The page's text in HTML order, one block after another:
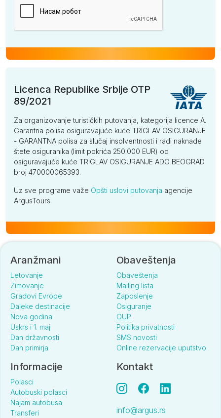
Licenca Republike Srbije OTP
89/2021
Za organizovanje turističkih putovanja, kategorija licence A.
Garantna polisa osiguravajuće kuće TRIGLAV OSIGURANJE
- GARANTNA polisa za slučaj insolventnosti i radi naknade
štete osiguranika (limit pokrića 250.000 EUR) od
osiguravajuće kuće TRIGLAV OSIGURANJE ADO BEOGRAD
broj 470000065393.
Uz sve programe važe Opšti uslovi putovanja agencije
ArgusTours.
Aranžmani
Letovanje
Zimovanje
Gradovi Evrope
Daleke destinacije
Nova godina
Uskrs i 1. maj
Dan državnosti
Dan primirja
Obaveštenja
Obaveštenja
Mailing lista
Zaposlenje
Osiguranje
OUP
Politika privatnosti
SMS novosti
Online rezervacije uputstvo
Informacije
Polasci
Autobuski polasci
Najam autobusa
Transferi
Kontakt
info@argus.rs